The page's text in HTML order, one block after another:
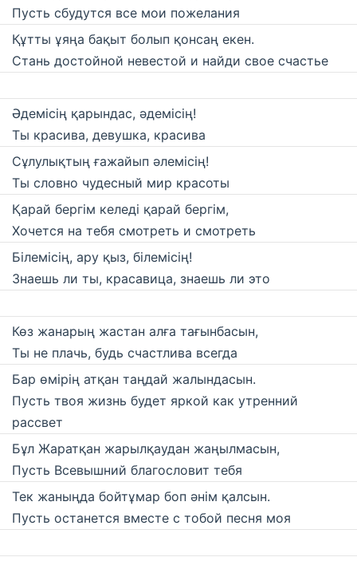
Пусть сбудутся все мои пожелания
Құтты ұяңа бақыт болып қонсаң екен.
Стань достойной невестой и найди свое счастье
Әдемісің қарындас, әдемісің!
Ты красива, девушка, красива
Сұлулықтың ғажайып әлемісің!
Ты словно чудесный мир красоты
Қарай бергім келеді қарай бергім,
Хочется на тебя смотреть и смотреть
Білемісің, ару қыз, білемісің!
Знаешь ли ты, красавица, знаешь ли это
Көз жанарың жастан алға тағынбасын,
Ты не плачь, будь счастлива всегда
Бар өмірің атқан таңдай жалындасын.
Пусть твоя жизнь будет яркой как утренний
рассвет
Бұл Жаратқан жарылқаудан жаңылмасын,
Пусть Всевышний благословит тебя
Тек жаныңда бойтұмар боп әнім қалсын.
Пусть останется вместе с тобой песня моя